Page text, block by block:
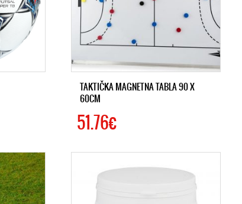
TAKTIČKA MAGNETNA TABLA 90 X
60CM
51.76€